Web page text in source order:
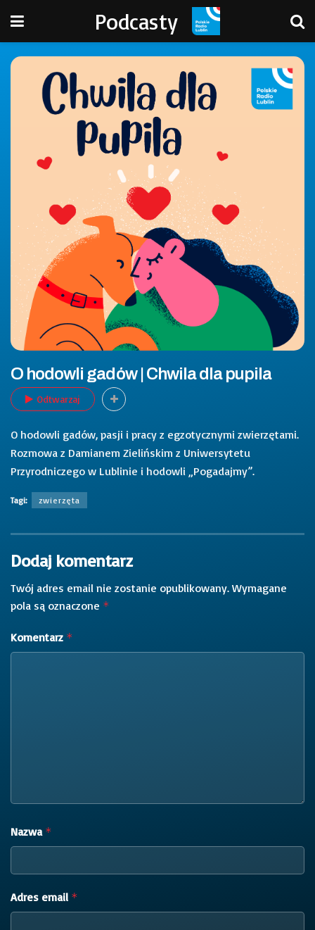
Podcasty
O hodowli gadów | Chwila dla pupila
Odtwarzaj
O hodowli gadów, pasji i pracy z egzotycznymi zwierzętami.
Rozmowa z Damianem Zielińskim z Uniwersytetu
Przyrodniczego w Lublinie i hodowli „Pogadajmy”.
Tagi: zwierzęta
Dodaj komentarz
Twój adres email nie zostanie opublikowany. Wymagane
pola są oznaczone *
Komentarz *
Nazwa *
Adres email *